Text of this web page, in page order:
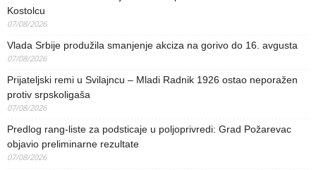
Kostolcu
07/08/2026
Vlada Srbije produžila smanjenje akciza na gorivo do 16. avgusta
07/08/2026
Prijateljski remi u Svilajncu – Mladi Radnik 1926 ostao neporažen
protiv srpskoligaša
07/08/2026
Predlog rang-liste za podsticaje u poljoprivredi: Grad Požarevac
objavio preliminarne rezultate
07/08/2026